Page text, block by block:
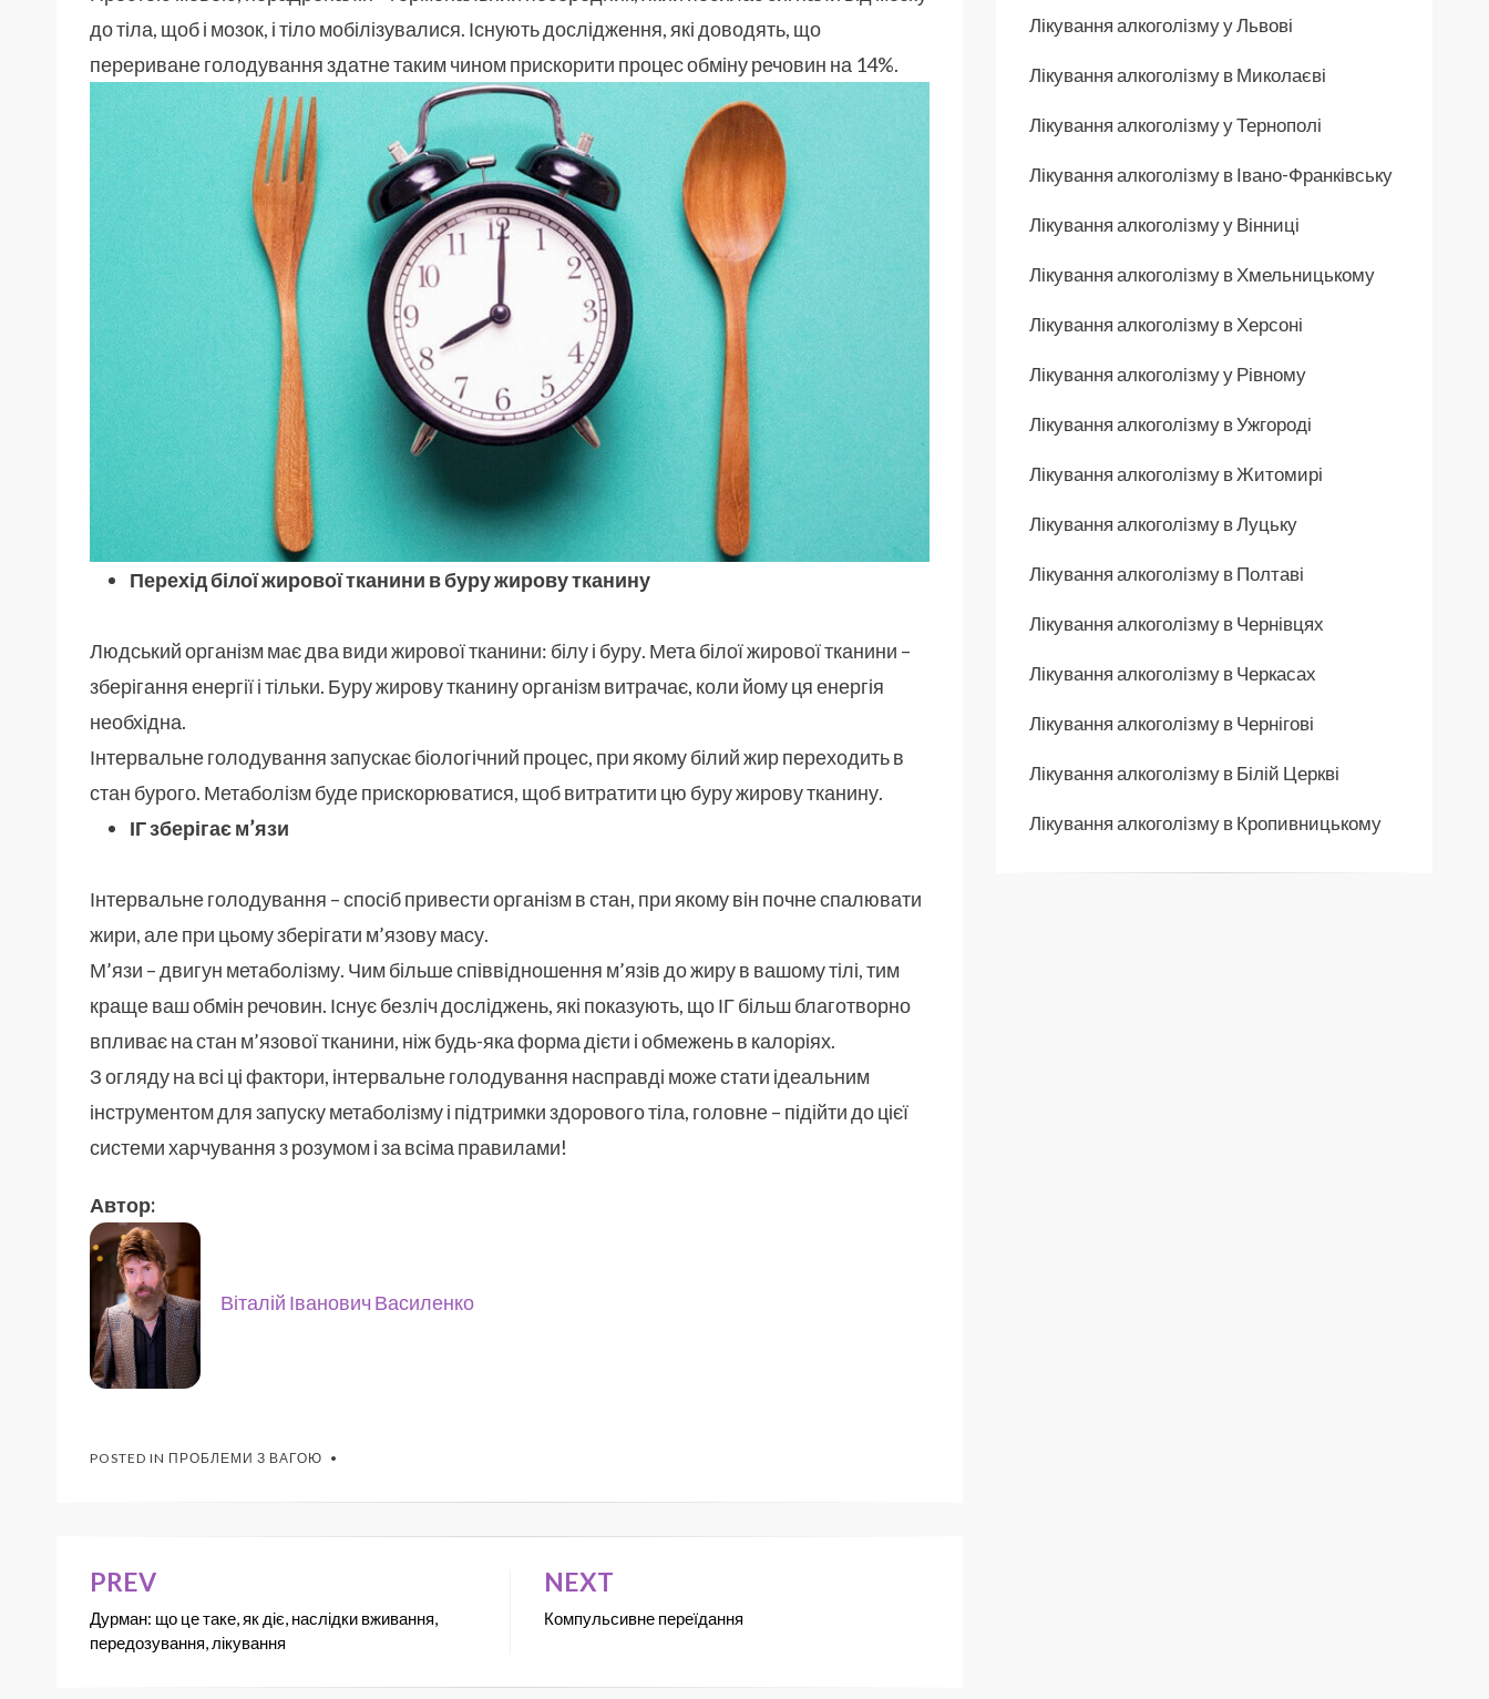
до тіла, щоб і мозок, і тіло мобілізувалися. Існують дослідження, які доводять, що
перериване голодування здатне таким чином прискорити процес обміну речовин на 14%.
Перехід білої жирової тканини в буру жирову тканину
Людський організм має два види жирової тканини: білу і буру. Мета білої жирової тканини –
зберігання енергії і тільки. Буру жирову тканину організм витрачає, коли йому ця енергія
необхідна.
Інтервальне голодування запускає біологічний процес, при якому білий жир переходить в
стан бурого. Метаболізм буде прискорюватися, щоб витратити цю буру жирову тканину.
ІГ зберігає м’язи
Інтервальне голодування – спосіб привести організм в стан, при якому він почне спалювати
жири, але при цьому зберігати м’язову масу.
М’язи – двигун метаболізму. Чим більше співвідношення м’язів до жиру в вашому тілі, тим
краще ваш обмін речовин. Існує безліч досліджень, які показують, що ІГ більш благотворно
впливає на стан м’язової тканини, ніж будь-яка форма дієти і обмежень в калоріях.
З огляду на всі ці фактори, інтервальне голодування насправді може стати ідеальним
інструментом для запуску метаболізму і підтримки здорового тіла, головне – підійти до цієї
системи харчування з розумом і за всіма правилами!
Автор:
Віталій Іванович Василенко
POSTED IN ПРОБЛЕМИ З ВАГОЮ
PREV
Дурман: що це таке, як діє, наслідки вживання,
передозування, лікування
NEXT
Компульсивне переїдання
Лікування алкоголізму у Львові
Лікування алкоголізму в Миколаєві
Лікування алкоголізму у Тернополі
Лікування алкоголізму в Івано-Франківську
Лікування алкоголізму у Вінниці
Лікування алкоголізму в Хмельницькому
Лікування алкоголізму в Херсоні
Лікування алкоголізму у Рівному
Лікування алкоголізму в Ужгороді
Лікування алкоголізму в Житомирі
Лікування алкоголізму в Луцьку
Лікування алкоголізму в Полтаві
Лікування алкоголізму в Чернівцях
Лікування алкоголізму в Черкасах
Лікування алкоголізму в Чернігові
Лікування алкоголізму в Білій Церкві
Лікування алкоголізму в Кропивницькому